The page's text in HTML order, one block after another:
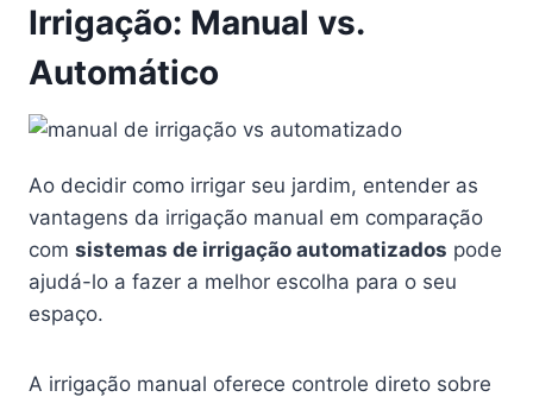
Irrigação: Manual vs.
Automático
Ao decidir como irrigar seu jardim, entender as
vantagens da irrigação manual em comparação
com sistemas de irrigação automatizados pode
ajudá-lo a fazer a melhor escolha para o seu
espaço.
A irrigação manual oferece controle direto sobre